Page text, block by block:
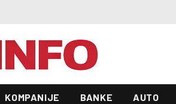
KOMPANIJE BANKE AUTO